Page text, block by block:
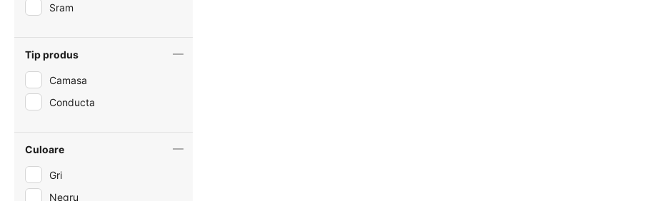
Sram
Tip produs
Camasa
Conducta
Culoare
Gri
Negru